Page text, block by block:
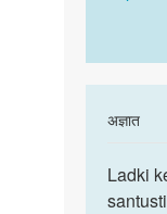
अज्ञातIn
to
लडकी
Ladki
ke
Ladki
santusti